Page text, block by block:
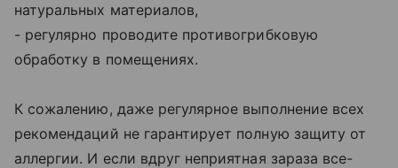
натуральных материалов,
- регулярно проводите противогрибковую
обработку в помещениях.
К сожалению, даже регулярное выполнение всех
рекомендаций не гарантирует полную защиту от
аллергии. И если вдруг неприятная зараза все-